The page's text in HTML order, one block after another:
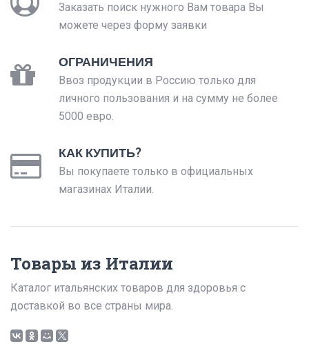
Заказать поиск нужного Вам товара Вы
можете через форму заявки
ОГРАНИЧЕНИЯ
Ввоз продукции в Россию только для
личного пользования и на сумму не более
5000 евро.
КАК КУПИТЬ?
Вы покупаете только в официальных
магазинах Италии.
Товары из Италии
Каталог итальянских товаров для здоровья с
доставкой во все страны мира.